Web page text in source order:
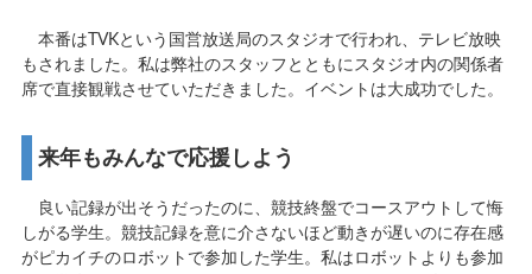
本番はTVKという国営放送局のスタジオで行われ、テレビ放映
もされました。私は弊社のスタッフとともにスタジオ内の関係者
席で直接観戦させていただきました。イベントは大成功でした。
来年もみんなで応援しよう
良い記録が出そうだったのに、競技終盤でコースアウトして悔
しがる学生。競技記録を意に介さないほど動きが遅いのに存在感
がピカイチのロボットで参加した学生。私はロボットよりも参加